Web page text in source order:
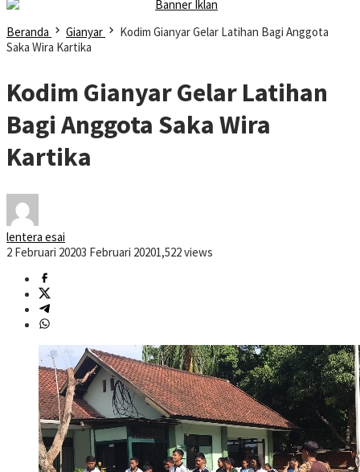
Beranda Gianyar
Kodim Gianyar Gelar Latihan Bagi Anggota
Saka Wira Kartika
Kodim Gianyar Gelar Latihan
Bagi Anggota Saka Wira
Kartika
lentera esai
2 Februari 20203 Februari 20201,522 views